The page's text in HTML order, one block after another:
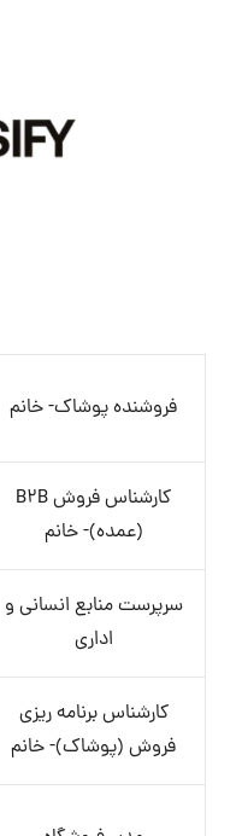
فروشنده پوشاک- خانم
کارشناس فروش B2B
(عمده)- خانم
سرپرست منابع انسانی و
اداری
کارشناس برنامه ریزی
فروش (پوشاک)- خانم